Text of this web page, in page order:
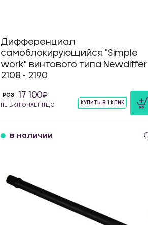
Дифференциал
самоблокирующийся "Simple
work" винтового типа Newdiffer
2108 - 2190
РОЗ 17 100
НЕ ВКЛЮЧАЕТ НДС КУПИТЬ В 1 КЛИК
в наличии